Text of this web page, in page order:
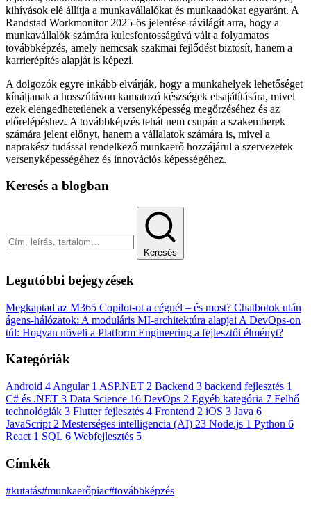
kihívások elé állítja a munkavállalókat és munkaadókat egyaránt. A
Randstad Workmonitor 2025-ös jelentése rávilágít arra, hogy a
munkavállalók számára kulcsfontosságúvá vált a folyamatos
továbbképzés, amely nemcsak szakmai fejlődést biztosít, hanem a
karrierépítés alapját is képezi.
A dolgozók egyre inkább elvárják, hogy a munkahelyek lehetőséget
kínáljanak a hosszútávon kamatozó készségek elsajátítására, mivel
ezek elengedhetetlenek a versenyképesség megőrzéséhez és az
előrelépéshez. A továbbképzés tehát nem csupán a szakemberek
számára jelent előnyt, hanem a vállalatok számára is, mivel a
naprakész tudással rendelkező munkaerő hozzájárul a szervezetek
versenyképességéhez és innovációs képességéhez.
Keresés a blogban
Keresés
Legutóbbi bejegyzések
Megkaptad az M365 Copilot-ot a cégnél – és most? Chatbotok után
ágens-hálózatok: A moduláris MI-architektúra alapjai A DevOps-on
túl: Hogyan növeli a Platform Engineering a fejlesztői élményt?
Kategóriák
Android 4 Angular 1 ASP.NET 2 Backend 3 backend fejlesztés 1
C# és .NET 3 Data Science 16 DevOps 2 Egyéb kategória 7 Felhő
technológiák 3 Flutter fejlesztés 4 Frontend 2 iOS 3 Java 6
JavaScript 2 Mesterséges intelligencia (AI) 23 Node.js 1 Python 6
React 1 SQL 6 Webfejlesztés 5
Címkék
#kutatás#munkaerőpiac#továbbképzés